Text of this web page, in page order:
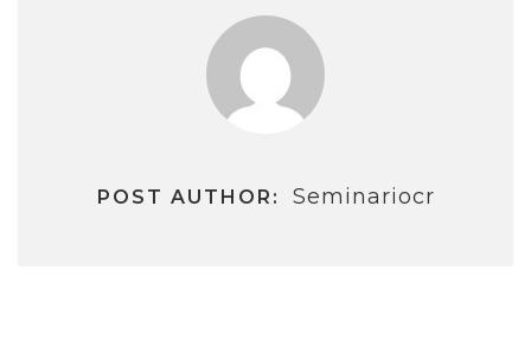
POST AUTHOR: Seminariocr